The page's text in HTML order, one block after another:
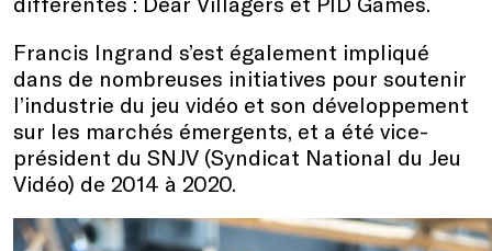
Francis Ingrand s’est également impliqué
dans de nombreuses initiatives pour soutenir
l’industrie du jeu vidéo et son développement
sur les marchés émergents, et a été vice-
président du SNJV (Syndicat National du Jeu
Vidéo) de 2014 à 2020.